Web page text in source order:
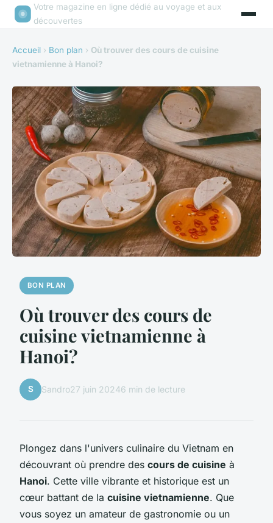
Votre magazine en ligne dédié au voyage et aux
découvertes
Accueil › Bon plan › Où trouver des cours de cuisine
vietnamienne à Hanoi?
BON PLAN
Où trouver des cours de
cuisine vietnamienne à
Hanoi?
S Sandro27 juin 20246 min de lecture
Plongez dans l'univers culinaire du Vietnam en
découvrant où prendre des cours de cuisine à
Hanoi. Cette ville vibrante et historique est un
cœur battant de la cuisine vietnamienne. Que
vous soyez un amateur de gastronomie ou un